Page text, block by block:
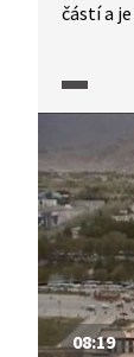
částí a
rozprav
lze
(shluk
08:19